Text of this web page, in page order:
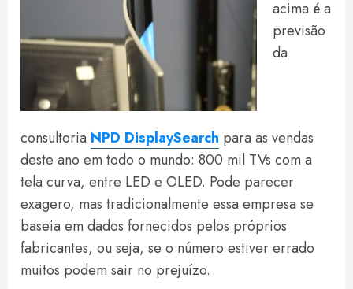
acima é a
previsão
da
consultoria NPD DisplaySearch para as vendas
deste ano em todo o mundo: 800 mil TVs com a
tela curva, entre LED e OLED. Pode parecer
exagero, mas tradicionalmente essa empresa se
baseia em dados fornecidos pelos próprios
fabricantes, ou seja, se o número estiver errado
muitos podem sair no prejuízo.